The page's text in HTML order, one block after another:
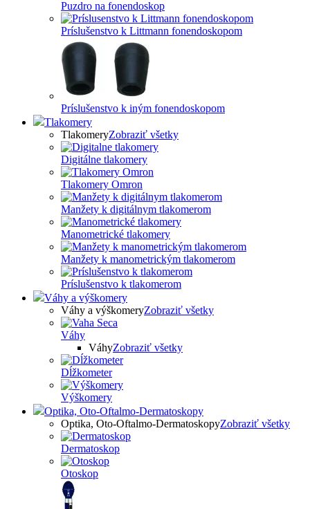
Puzdro na fonendoskop
Príslušenstvo k Littmann fonendoskopom
Príslušenstvo k iným fonendoskopom
Tlakomery
TlakomeryZobraziť všetky
Digitálne tlakomery
Tlakomery Omron
Manžety k digitálnym tlakomerom
Manometrické tlakomery
Manžety k manometrickým tlakomerom
Príslušenstvo k tlakomerom
Váhy a výškomery
Váhy a výškomeryZobraziť všetky
Váhy
VáhyZobraziť všetky
Dĺžkometer
Výškomery
Optika, Oto-Oftalmo-Dermatoskopy
Optika, Oto-Oftalmo-DermatoskopyZobraziť všetky
Dermatoskop
Otoskop